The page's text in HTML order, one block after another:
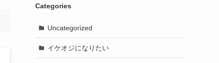
Categories
Uncategorized
イケオジになりたい